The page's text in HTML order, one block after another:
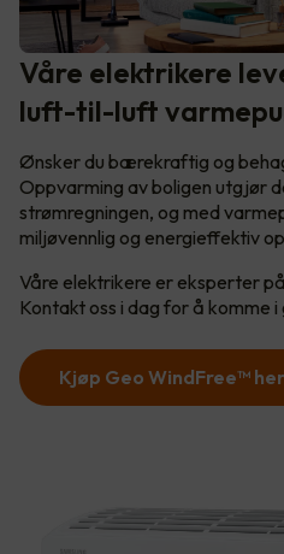
Våre elektrikere
luft-til-luft
Ønsker du bærekraftig og
Oppvarming av boligen utgjør
strømregningen, og med
miljøvennlig og energieffektiv
Våre elektrikere er eksperter
Kontakt oss i dag for å komme i
Kjøp Geo WindFree™️